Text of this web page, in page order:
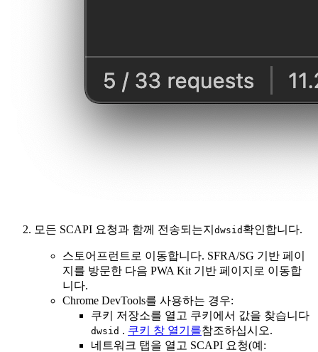
모든 SCAPI 요청과 함께 전송되는지 dwsid 확인합니다.
스토어프런트로 이동합니다. SFRA/SG 기반 페이
지를 방문한 다음 PWA Kit 기반 페이지로 이동합
니다.
Chrome DevTools를 사용하는 경우:
쿠키 저장소를 열고 쿠키에서 값을 찾습니다
dwsid . 쿠키 창 열기를참조하십시오.
네트워크 탭을 열고 SCAPI 요청(예: